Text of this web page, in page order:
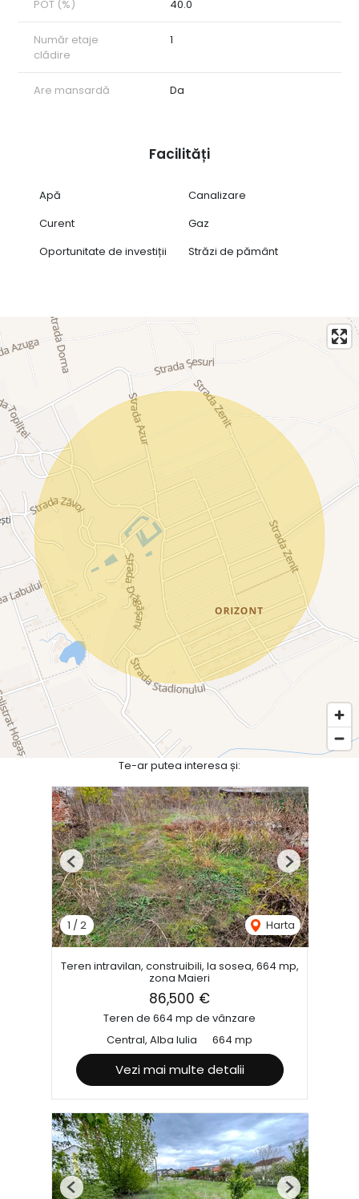
POT (%) 40.0
Număr etaje
clădire
1
Are mansardă Da
Facilități
Apă
Canalizare
Curent
Gaz
Oportunitate de investiții
Străzi de pământ
Te-ar putea interesa și:
1 /2 Harta
Previous Next
Teren intravilan, construibili, la sosea, 664 mp,
zona Maieri
86,500 €
Teren de 664 mp de vânzare
Central, Alba Iulia
664 mp
Vezi mai multe detalii
Previous Next